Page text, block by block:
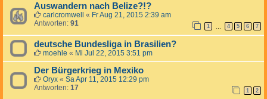
Auswandern nach Belize?!?
carlcromwell « Fr Aug 21, 2015 2:39 am
Antworten: 91 1 … 4 5 6 7
deutsche Bundesliga in Brasilien?
moehle « Mi Jul 22, 2015 3:51 pm
Der Bürgerkrieg in Mexiko
Oryx « Sa Apr 11, 2015 12:29 pm
Antworten: 17 1 2